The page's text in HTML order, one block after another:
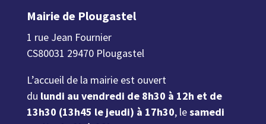
Mairie de Plougastel
1 rue Jean Fournier
CS80031 29470 Plougastel
L’accueil de la mairie est ouvert
du lundi au vendredi de 8h30 à 12h et de
13h30 (13h45 le jeudi) à 17h30, lesamedi